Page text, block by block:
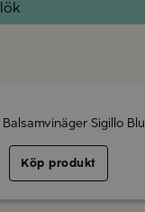
Sigillo Blu
Köp produkt